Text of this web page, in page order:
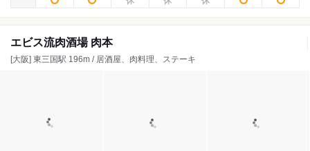
エビス流肉酒場 肉本
[大阪] 東三国駅 196m / 居酒屋、肉料理、ステーキ